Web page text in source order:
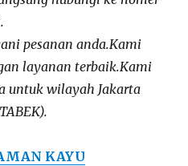
pesanan anda.Kami
layanan terbaik.Kami
untuk wilayah Jakarta
KAYU